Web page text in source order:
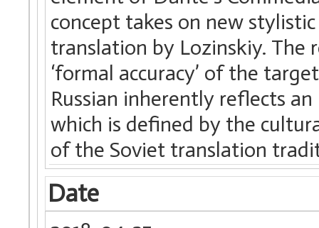
concept takes on new stylistic
translation by Lozinskiy. The
‘formal accuracy’ of the
Russian inherently reflects
which is defined by the
of the Soviet translation
Date